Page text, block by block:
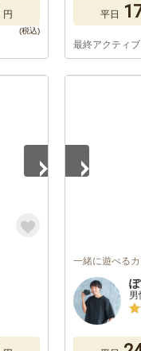
円 平日
最終アクティ
一緒に遊べる